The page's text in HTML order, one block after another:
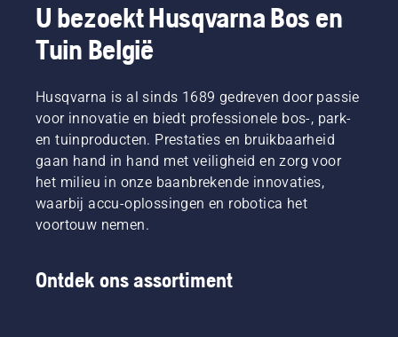
U bezoekt Husqvarna Bos en
Tuin België
Husqvarna is al sinds 1689 gedreven door passie
voor innovatie en biedt professionele bos-, park-
en tuinproducten. Prestaties en bruikbaarheid
gaan hand in hand met veiligheid en zorg voor
het milieu in onze baanbrekende innovaties,
waarbij accu-oplossingen en robotica het
voortouw nemen.
Ontdek ons assortiment